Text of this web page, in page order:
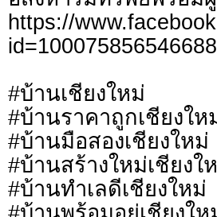
https://
#บ้านเชียงใหม่
#บ้านราคาถูกเชียงให
#บ้านมือสองเชียงใหม่
#บ้านสร้างใหม่เชียงใ
#บ้านทำเลดีเชียงใหม่